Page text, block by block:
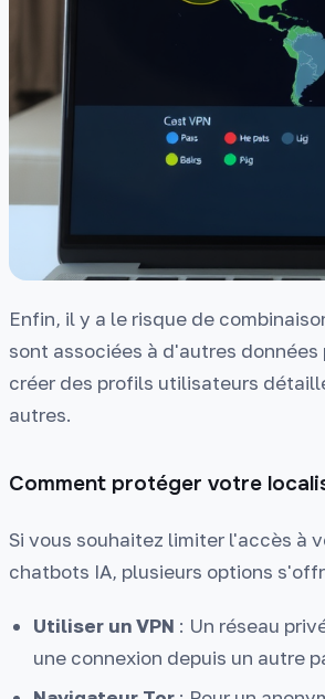
Enfin, il y a le risque de
sont associées à d'autres
créer des profils utilisateurs
autres.
Comment protéger votre
Si vous souhaitez limiter l'accès à
chatbots IA, plusieurs options
Utiliser un VPN : Un réseau
une connexion depuis un autre